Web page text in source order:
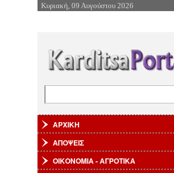
Επιστροφή στην Πλοήγηση
Κυριακή, 09 Αυγούστου 2026
ΑΡΧΙΚΗ
ΑΠΟΨΕΙΣ
ΟΙΚΟΝΟΜΙΑ - ΑΓΡΟΤΙΚΑ